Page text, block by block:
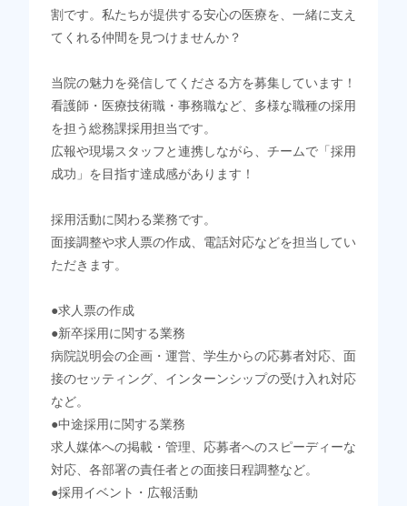
割です。私たちが提供する安心の医療を、一緒に支え
てくれる仲間を見つけませんか？
当院の魅力を発信してくださる方を募集しています！
看護師・医療技術職・事務職など、多様な職種の採用
を担う総務課採用担当です。
広報や現場スタッフと連携しながら、チームで「採用
成功」を目指す達成感があります！
採用活動に関わる業務です。
面接調整や求人票の作成、電話対応などを担当してい
ただきます。
●求人票の作成
●新卒採用に関する業務
病院説明会の企画・運営、学生からの応募者対応、面
接のセッティング、インターンシップの受け入れ対応
など。
●中途採用に関する業務
求人媒体への掲載・管理、応募者へのスピーディーな
対応、各部署の責任者との面接日程調整など。
●採用イベント・広報活動